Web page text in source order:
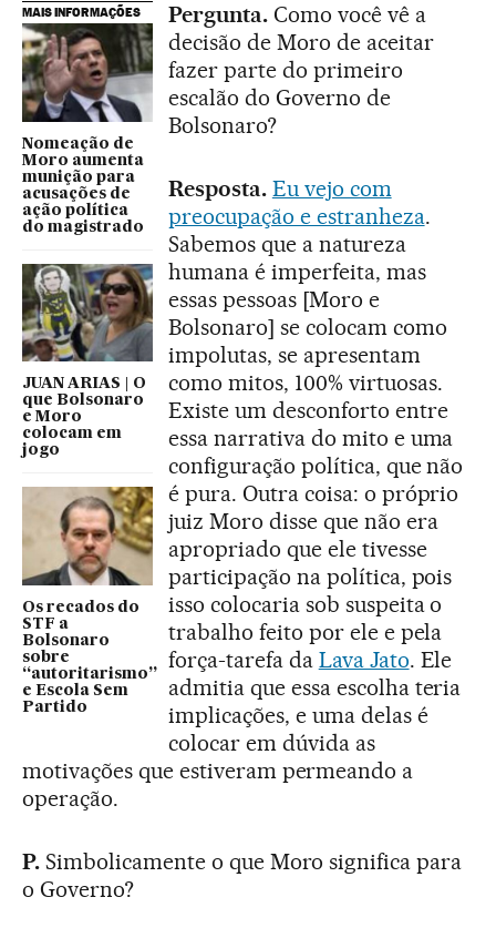
MAIS INFORMAÇÕES
Nomeação de
Moro aumenta
munição para
acusações de
ação política
do magistrado
JUAN ARIAS | O
que Bolsonaro
e Moro
colocam em
jogo
Os recados do
STF a
Bolsonaro
sobre
“autoritarismo”
e Escola Sem
Partido
Pergunta.Como você vê a
decisão de Moro de aceitar
fazer parte do primeiro
escalão do Governo de
Bolsonaro?
Resposta. Eu vejo com
preocupação e estranheza.
Sabemos que a natureza
humana é imperfeita, mas
essas pessoas [Moro e
Bolsonaro] se colocam como
impolutas, se apresentam
como mitos, 100% virtuosas.
Existe um desconforto entre
essa narrativa do mito e uma
configuração política, que não
é pura. Outra coisa: o próprio
juiz Moro disse que não era
apropriado que ele tivesse
participação na política, pois
isso colocaria sob suspeita o
trabalho feito por ele e pela
força-tarefa da Lava Jato. Ele
admitia que essa escolha teria
implicações, e uma delas é
colocar em dúvida as
motivações que estiveram permeando a
operação.
P.Simbolicamente o que Moro significa para
o Governo?